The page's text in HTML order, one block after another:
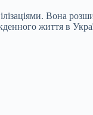
Вона
життя в